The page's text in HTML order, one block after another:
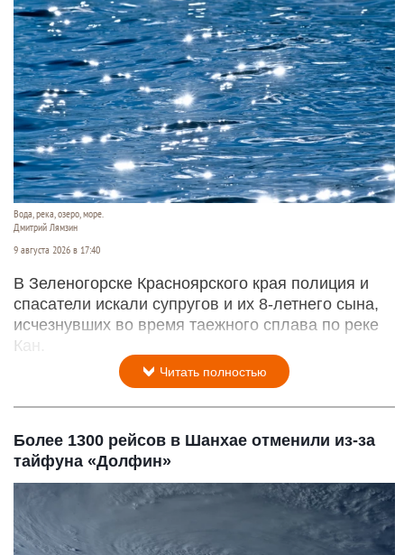
Вода, река, озеро, море.
Дмитрий Лямзин
9 августа 2026 в 17:40
В Зеленогорске Красноярского края полиция и
спасатели искали супругов и их 8-летнего сына,
исчезнувших во время таежного сплава по реке
Кан.
Читать полностью
Более 1300 рейсов в Шанхае отменили из-за
тайфуна «Долфин»